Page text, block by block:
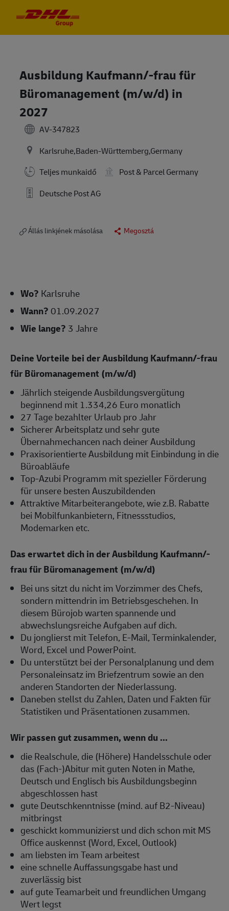
Ausbildung Kaufmann/-frau für
Büromanagement (m/w/d) in
2027
AV-347823
Karlsruhe,Baden-Württemberg,Germany
Teljes munkaidő
Post & Parcel Germany
Deutsche Post AG
Állás linkjének másolása Megosztá
Wo? Karlsruhe
Wann? 01.09.2027
Wie lange? 3 Jahre
Deine Vorteile bei der Ausbildung Kaufmann/-frau
für Büromanagement (m/w/d)
Jährlich steigende Ausbildungsvergütung
beginnend mit 1.334,26 Euro monatlich
27 Tage bezahlter Urlaub pro Jahr
Sicherer Arbeitsplatz und sehr gute
Übernahmechancen nach deiner Ausbildung
Praxisorientierte Ausbildung mit Einbindung in die
Büroabläufe
Top-Azubi Programm mit spezieller Förderung
für unsere besten Auszubildenden
Attraktive Mitarbeiterangebote, wie z.B. Rabatte
bei Mobilfunkanbietern, Fitnessstudios,
Modemarken etc.
Das erwartet dich in der Ausbildung Kaufmann/-
frau für Büromanagement (m/w/d)
Bei uns sitzt du nicht im Vorzimmer des Chefs,
sondern mittendrin im Betriebsgeschehen. In
diesem Bürojob warten spannende und
abwechslungsreiche Aufgaben auf dich.
Du jonglierst mit Telefon, E-Mail, Terminkalender,
Word, Excel und PowerPoint.
Du unterstützt bei der Personalplanung und dem
Personaleinsatz im Briefzentrum sowie an den
anderen Standorten der Niederlassung.
Daneben stellst du Zahlen, Daten und Fakten für
Statistiken und Präsentationen zusammen.
Wir passen gut zusammen, wenn du ...
die Realschule, die (Höhere) Handelsschule oder
das (Fach-)Abitur mit guten Noten in Mathe,
Deutsch und Englisch bis Ausbildungsbeginn
abgeschlossen hast
gute Deutschkenntnisse (mind. auf B2-Niveau)
mitbringst
geschickt kommunizierst und dich schon mit MS
Office auskennst (Word, Excel, Outlook)
am liebsten im Team arbeitest
eine schnelle Auffassungsgabe hast und
zuverlässig bist
auf gute Teamarbeit und freundlichen Umgang
Wert legst